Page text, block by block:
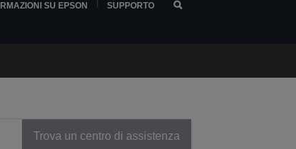
SU EPSON SUPPORTO
Trova un centro di assistenza